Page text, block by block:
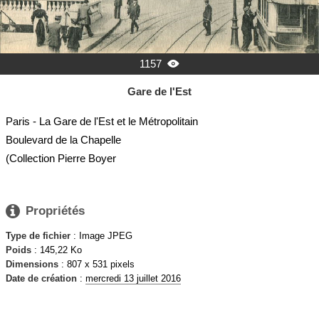
1157 
Gare de l'Est
Paris - La Gare de l'Est et le Métropolitain
Boulevard de la Chapelle
(Collection Pierre Boyer
 Propriétés
Type de fichier : Image JPEG
Poids : 145,22 Ko
Dimensions : 807 x 531 pixels
Date de création : mercredi 13 juillet 2016